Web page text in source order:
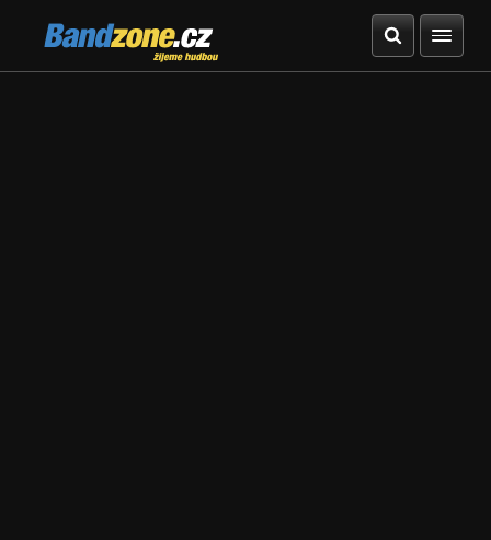
Bandzone.cz
žijeme hudbou